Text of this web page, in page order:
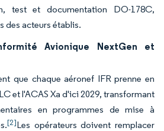
test et documentation DO-178C,
des acteurs établis.
Avionique NextGen et
que chaque aéronef IFR prenne en
et l'ACAS Xa d'ici 2029, transformant
en programmes de mise à
[2]Les opérateurs doivent remplacer